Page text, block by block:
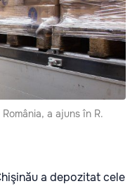
a ajuns în R.
a depozitat cele